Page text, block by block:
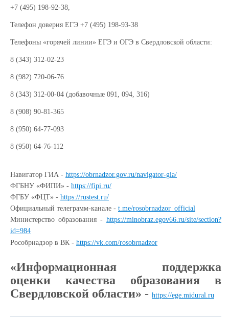
+7 (495) 198-92-38,
Телефон доверия ЕГЭ +7 (495) 198-93-38
Телефоны «горячей линии» ЕГЭ и ОГЭ в Свердловской области:
8 (343) 312-02-23
8 (982) 720-06-76
8 (343) 312-00-04 (добавочные 091, 094, 316)
8 (908) 90-81-365
8 (950) 64-77-093
8 (950) 64-76-112
Навигатор ГИА - https://obrnadzor.gov.ru/navigator-gia/
ФГБНУ «ФИПИ» - https://fipi.ru/
ФГБУ «ФЦТ» - https://rustest.ru/
Официальный телеграмм-канале - t.me/rosobrnadzor_official
Министерство образования - https://minobraz.egov66.ru/site/section?
id=984
Рособрнадзор в ВК - https://vk.com/rosobrnadzor
«Информационная поддержка
оценки качества образования в
Свердловской области» - https://ege midural ru